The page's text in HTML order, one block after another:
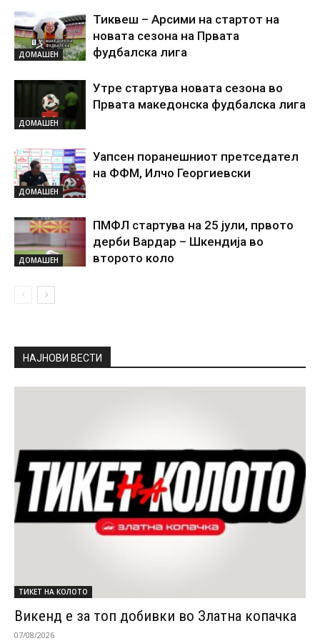
ДОМАШЕН
Тиквеш – Арсими на стартот на
новата сезона на Првата
фудбалска лига
ДОМАШЕН
Утре стартува новата сезона во
Првата македонска фудбалска лига
ДОМАШЕН
Уапсен поранешниот претседател
на ФФМ, Илчо Георгиевски
ДОМАШЕН
ПМФЛ стартува на 25 јули, првото
дерби Вардар – Шкендија во
второто коло
НАЈНОВИ ВЕСТИ
ТИКЕТ НА КОЛОТО
Викенд е за топ добивки во Златна копачка
07/08/2026